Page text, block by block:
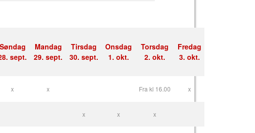
Søndag
sept.
Mandag
29. sept.
Tirsdag
30. sept.
Onsdag
1. okt.
Torsdag
2. okt.
Fredag
3. okt.
x x Fra kl 16.00 x
x x x